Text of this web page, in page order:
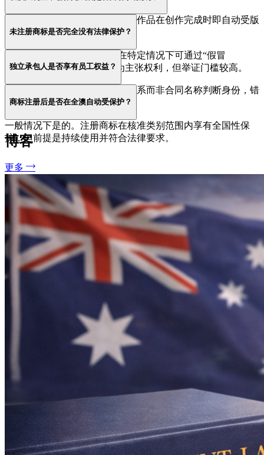
是的。根据澳大利亚法律，原创作品在创作完成时即自动受版
权保护，无需注册。
未注册商标是否完全没有法律保护？
并非完全没有。未注册商标在特定情况下可通过“假冒
（passing off）”或误导性行为主张权利，但举证门槛较高。
独立承包人是否享有员工权益？
不一定。法律会根据实际工作关系而非合同名称判断身份，错
误分类可能导致追责。
商标注册后是否在全澳自动受保护？
一般情况下是的。注册商标在核准类别范围内享有全国性保
护，但前提是持续使用并符合法律要求。
博客
更多